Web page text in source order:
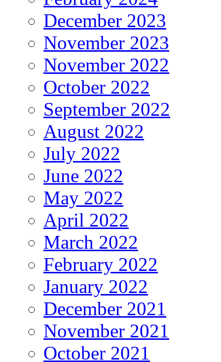
December 2023
November 2023
November 2022
October 2022
September 2022
August 2022
July 2022
June 2022
May 2022
April 2022
March 2022
February 2022
January 2022
December 2021
November 2021
October 2021